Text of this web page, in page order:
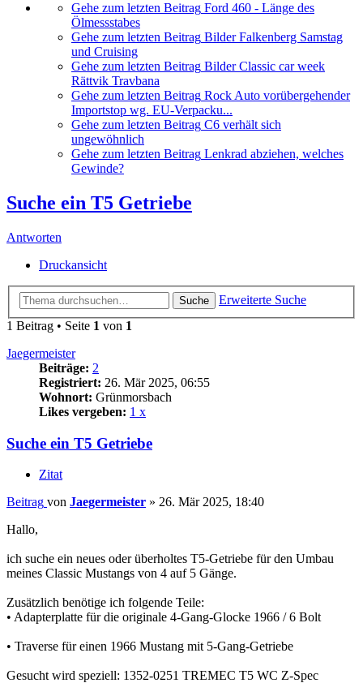
Gehe zum letzten Beitrag Ford 460 - Länge des
Ölmessstabes
Gehe zum letzten Beitrag Bilder Falkenberg Samstag
und Cruising
Gehe zum letzten Beitrag Bilder Classic car week
Rättvik Travbana
Gehe zum letzten Beitrag Rock Auto vorübergehender
Importstop wg. EU-Verpacku...
Gehe zum letzten Beitrag C6 verhält sich
ungewöhnlich
Gehe zum letzten Beitrag Lenkrad abziehen, welches
Gewinde?
Suche ein T5 Getriebe
Antworten
Druckansicht
Suche
Erweiterte Suche
1 Beitrag • Seite 1 von 1
Jaegermeister
Beiträge: 2
Registriert: 26. Mär 2025, 06:55
Wohnort: Grünmorsbach
Likes vergeben: 1 x
Suche ein T5 Getriebe
Zitat
Beitrag von Jaegermeister » 26. Mär 2025, 18:40
Hallo,
ich suche ein neues oder überholtes T5-Getriebe für den Umbau
meines Classic Mustangs von 4 auf 5 Gänge.
Zusätzlich benötige ich folgende Teile:
• Adapterplatte für die originale 4-Gang-Glocke 1966 / 6 Bolt
• Traverse für einen 1966 Mustang mit 5-Gang-Getriebe
Gesucht wird speziell: 1352-0251 TREMEC T5 WC Z-Spec